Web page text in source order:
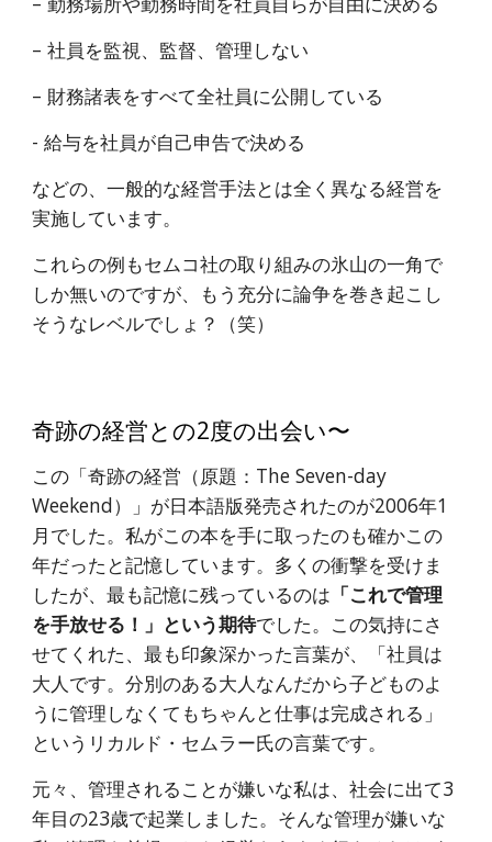
– 社員を監視、監督、管理しない
– 財務諸表をすべて全社員に公開している
- 給与を社員が自己申告で決める
などの、一般的な経営手法とは全く異なる経営を
実施しています。
これらの例もセムコ社の取り組みの氷山の一角で
しか無いのですが、もう充分に論争を巻き起こし
そうなレベルでしょ？（笑）
奇跡の経営との2度の出会い〜
この「奇跡の経営（原題：The Seven-day
Weekend）」が日本語版発売されたのが2006年1
月でした。私がこの本を手に取ったのも確かこの
年だったと記憶しています。多くの衝撃を受けま
したが、最も記憶に残っているのは 「これで管理
を手放せる！」という期待でした。この気持にさ
せてくれた、最も印象深かった言葉が、「社員は
大人です。分別のある大人なんだから子どものよ
うに管理しなくてもちゃんと仕事は完成される」
というリカルド・セムラー氏の言葉です。
元々、管理されることが嫌いな私は、社会に出て3
年目の23歳で起業しました。そんな管理が嫌いな